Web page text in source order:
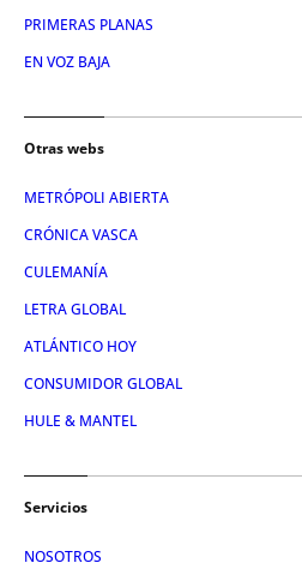
PRIMERAS PLANAS
EN VOZ BAJA
Otras webs
METRÓPOLI ABIERTA
CRÓNICA VASCA
CULEMANÍA
LETRA GLOBAL
ATLÁNTICO HOY
CONSUMIDOR GLOBAL
HULE & MANTEL
Servicios
NOSOTROS